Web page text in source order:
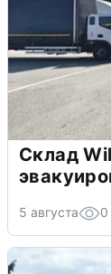
Склад
5 августа 0